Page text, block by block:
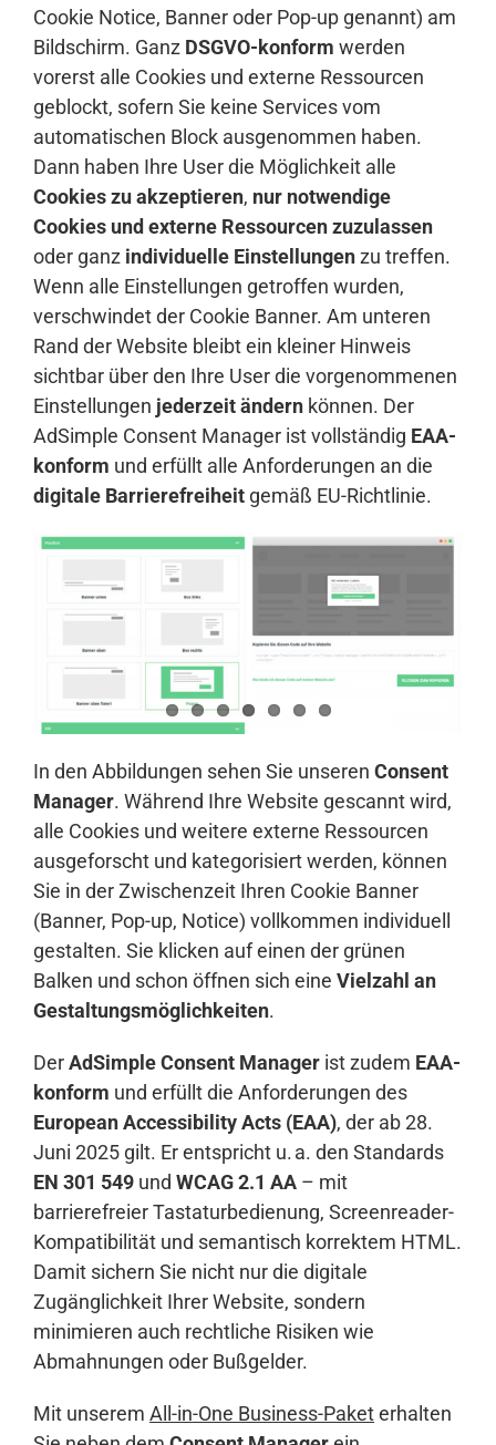
Cookie Notice, Banner oder Pop-up genannt) am
Bildschirm. Ganz DSGVO-konform werden
vorerst alle Cookies und externe Ressourcen
geblockt, sofern Sie keine Services vom
automatischen Block ausgenommen haben.
Dann haben Ihre User die Möglichkeit alle
Cookies zu akzeptieren, nur notwendige
Cookies und externe Ressourcen zuzulassen
oder ganz individuelle Einstellungenzu treffen.
Wenn alle Einstellungen getroffen wurden,
verschwindet der Cookie Banner. Am unteren
Rand der Website bleibt ein kleiner Hinweis
sichtbar über den Ihre User die vorgenommenen
Einstellungen jederzeit ändern können. Der
AdSimple Consent Manager ist vollständig EAA-
konform und erfüllt alle Anforderungen an die
digitale Barrierefreiheit gemäß EU-Richtlinie.
In den Abbildungen sehen Sie unseren Consent
Manager. Während Ihre Website gescannt wird,
alle Cookies und weitere externe Ressourcen
ausgeforscht und kategorisiert werden, können
Sie in der Zwischenzeit Ihren Cookie Banner
(Banner, Pop-up, Notice) vollkommen individuell
gestalten. Sie klicken auf einen der grünen
Balken und schon öffnen sich eine Vielzahl an
Gestaltungsmöglichkeiten.
DerAdSimple Consent Manager ist zudem EAA-
konform und erfüllt die Anforderungen des
European Accessibility Acts (EAA), der ab 28.
Juni 2025 gilt. Er entspricht u. a. den Standards
EN 301 549 und WCAG 2.1 AA – mit
barrierefreier Tastaturbedienung, Screenreader-
Kompatibilität und semantisch korrektem HTML.
Damit sichern Sie nicht nur die digitale
Zugänglichkeit Ihrer Website, sondern
minimieren auch rechtliche Risiken wie
Abmahnungen oder Bußgelder.
Mit unserem All-in-One Business-Paketerhalten